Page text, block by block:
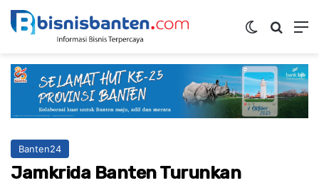
Switch skin
Banten24
Jamkrida Banten Turunkan